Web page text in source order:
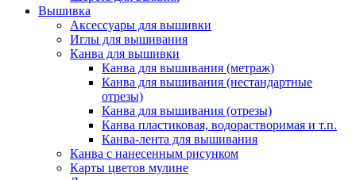
Вышивка
Аксессуары для вышивки
Иглы для вышивания
Канва для вышивки
Канва для вышивания (метраж)
Канва для вышивания (нестандартные
отрезы)
Канва для вышивания (отрезы)
Канва пластиковая, водорастворимая и т.п.
Канва-лента для вышивания
Канва с нанесенным рисунком
Карты цветов мулине